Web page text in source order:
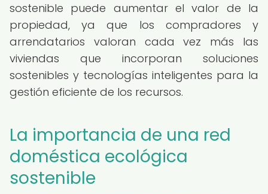
sostenible puede aumentar el valor de la
propiedad, ya que los compradores y
arrendatarios valoran cada vez más las
viviendas que incorporan soluciones
sostenibles y tecnologías inteligentes para la
gestión eficiente de los recursos.
La importancia de una red
doméstica ecológica
sostenible